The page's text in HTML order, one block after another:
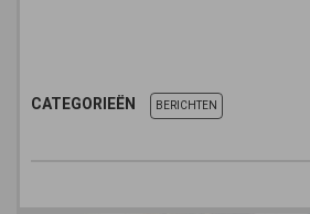
CATEGORIEËN BERICHTEN